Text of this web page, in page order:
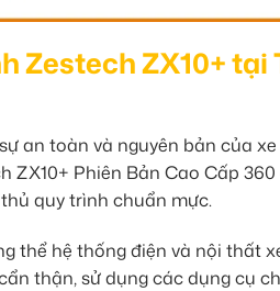
Zestech ZX10+
an toàn và nguyên bản của
ZX10+ Phiên Bản Cao Cấp
quy trình chuẩn mực.
thể hệ thống điện và nội thất
thận, sử dụng các dụng cụ